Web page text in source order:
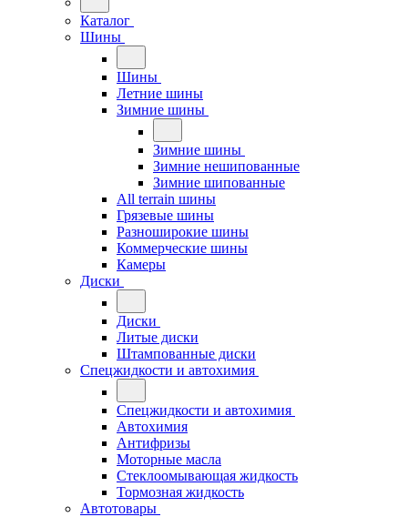
Каталог
Шины
Шины
Летние шины
Зимние шины
Зимние шины
Зимние нешипованные
Зимние шипованные
All terrain шины
Грязевые шины
Разноширокие шины
Коммерческие шины
Камеры
Диски
Диски
Литые диски
Штампованные диски
Спецжидкости и автохимия
Спецжидкости и автохимия
Автохимия
Антифризы
Моторные масла
Стеклоомывающая жидкость
Тормозная жидкость
Автотовары